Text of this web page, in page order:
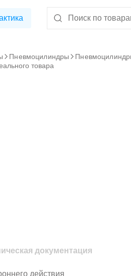
Пневмоцилиндры
товара
документация
действия